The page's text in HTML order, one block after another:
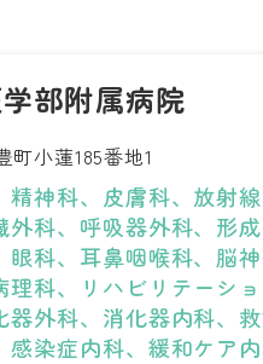
部附属病院
町小蓮185番地1
精神科、皮膚科、放射
外科、呼吸器外科、形
眼科、耳鼻咽喉科、脳
理科、リハビリテーシ
器外科、消化器内科、
感染症内科、緩和ケア